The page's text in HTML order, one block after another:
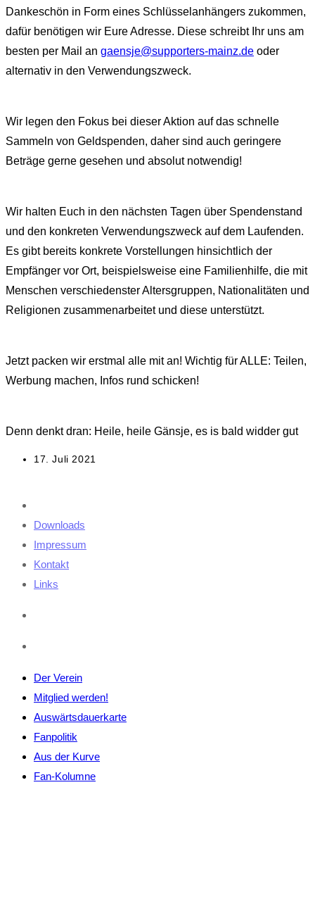
Dankeschön in Form eines Schlüsselanhängers zukommen,
dafür benötigen wir Eure Adresse. Diese schreibt Ihr uns am
besten per Mail an gaensje@supporters-mainz.de oder
alternativ in den Verwendungszweck.
Wir legen den Fokus bei dieser Aktion auf das schnelle
Sammeln von Geldspenden, daher sind auch geringere
Beträge gerne gesehen und absolut notwendig!
Wir halten Euch in den nächsten Tagen über Spendenstand
und den konkreten Verwendungszweck auf dem Laufenden.
Es gibt bereits konkrete Vorstellungen hinsichtlich der
Empfänger vor Ort, beispielsweise eine Familienhilfe, die mit
Menschen verschiedenster Altersgruppen, Nationalitäten und
Religionen zusammenarbeitet und diese unterstützt.
Jetzt packen wir erstmal alle mit an! Wichtig für ALLE: Teilen,
Werbung machen, Infos rund schicken!
Denn denkt dran: Heile, heile Gänsje, es is bald widder gut
Beitrag
17. Juli 2021
Downloads
Impressum
Kontakt
Links
Der Verein
Mitglied werden!
Auswärtsdauerkarte
Fanpolitik
Aus der Kurve
Fan-Kolumne